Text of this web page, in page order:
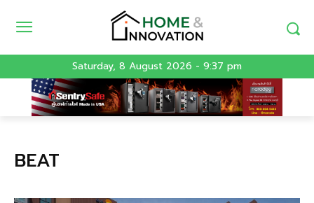
Saturday, 8 August 2026 - 9:37 pm
BEAT